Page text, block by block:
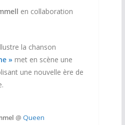
en collaboration
la chanson
» met en scène une
une nouvelle ère de
@ Queen